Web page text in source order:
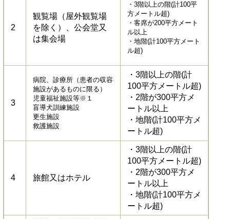
2
観覧場（屋外観覧場
を除く）、公会堂又
は集会場
・3階以上の階(計100平
方メートル超)
・客席が200平方メート
ル以上
・地階(計100平方メート
ル超)
3
病院、診療所（患者の収容
施設があるものに限る）
児童福祉施設等※１
盲導犬訓練施設
更生施設
救護施設
・3階以上の階(計
100平方メートル超)
・2階が300平方メ
ートル以上
・地階(計100平方メ
ートル超)
4 旅館又はホテル
・3階以上の階(計
100平方メートル超)
・2階が300平方メ
ートル以上
・地階(計100平方メ
ートル超)